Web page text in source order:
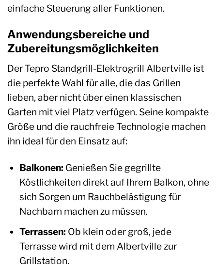
einfache Steuerung aller Funktionen.
Anwendungsbereiche und
Zubereitungsmöglichkeiten
Der Tepro Standgrill-Elektrogrill Albertville ist
die perfekte Wahl für alle, die das Grillen
lieben, aber nicht über einen klassischen
Garten mit viel Platz verfügen. Seine kompakte
Größe und die rauchfreie Technologie machen
ihn ideal für den Einsatz auf:
Balkonen: Genießen Sie gegrillte
Köstlichkeiten direkt auf Ihrem Balkon, ohne
sich Sorgen um Rauchbelästigung für
Nachbarn machen zu müssen.
Terrassen: Ob klein oder groß, jede
Terrasse wird mit dem Albertville zur
Grillstation.